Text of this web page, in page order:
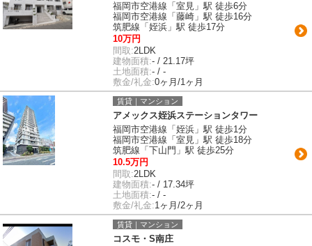
福岡市空港線「室見」駅 徒歩6分
福岡市空港線「藤崎」駅 徒歩16分
筑肥線「姪浜」駅 徒歩17分
10万円
間取:2LDK
建物面積:- / 21.17坪
土地面積:- / -
敷金/礼金:0ヶ月/1ヶ月
賃貸｜マンション
アメックス姪浜ステーションタワー
福岡市空港線「姪浜」駅 徒歩1分
福岡市空港線「室見」駅 徒歩18分
筑肥線「下山門」駅 徒歩25分
10.5万円
間取:2LDK
建物面積:- / 17.34坪
土地面積:- / -
敷金/礼金:1ヶ月/2ヶ月
賃貸｜マンション
コスモ・S南庄